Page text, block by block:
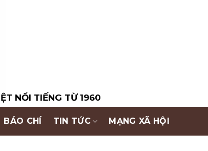
NỔI TIẾNG TỪ 1960
BÁO CHÍ TIN TỨC MẠNG XÃ HỘI